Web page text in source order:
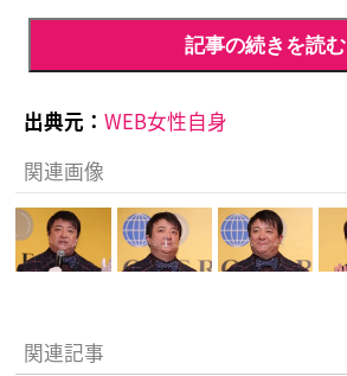
記事の続きを読む
出典元： WEB女性自身
関連画像
関連記事